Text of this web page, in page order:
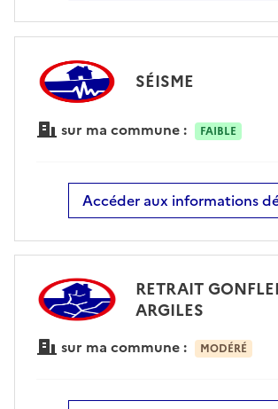
SÉISME
sur ma commune : FAIBLE
Accéder aux informations
RETRAIT
ARGILES
sur ma commune : MODÉRÉ